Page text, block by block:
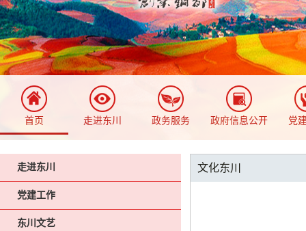
首页 走进东川 政务服务 政府信息公开 党
走进东川
党建工作
东川文艺
文化东川